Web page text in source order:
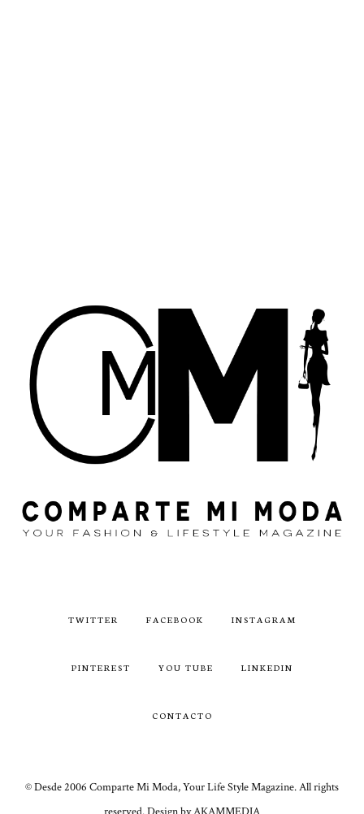
TWITTER FACEBOOK INSTAGRAM
PINTEREST YOU TUBE LINKEDIN
CONTACTO
© Desde 2006 Comparte Mi Moda, Your Life Style Magazine. All rights